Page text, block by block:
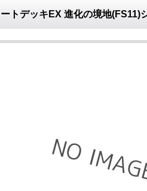
トデッキEX 進化の境地(FS11)